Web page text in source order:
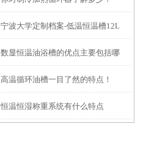
宁波大学定制档案-低温恒温槽12L
数显恒温油浴槽的优点主要包括哪
些？
高温循环油槽一目了然的特点！
恒温恒湿称重系统有什么特点